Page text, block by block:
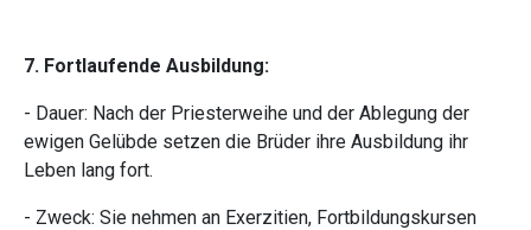
7. Fortlaufende Ausbildung:
- Dauer: Nach der Priesterweihe und der Ablegung der
ewigen Gelübde setzen die Brüder ihre Ausbildung ihr
Leben lang fort.
- Zweck: Sie nehmen an Exerzitien, Fortbildungskursen